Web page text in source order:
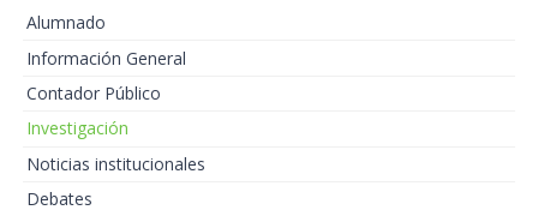
Alumnado
Información General
Contador Público
Investigación
Noticias institucionales
Debates